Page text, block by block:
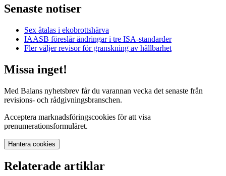
Senaste notiser
Sex åtalas i ekobrottshärva
IAASB föreslår ändringar i tre ISA-standarder
Fler väljer revisor för granskning av hållbarhet
Missa inget!
Med Balans nyhetsbrev får du varannan vecka det senaste från
revisions- och rådgivningsbranschen.
Acceptera marknadsföringscookies för att visa
prenumerationsformuläret.
Hantera cookies
Relaterade artiklar